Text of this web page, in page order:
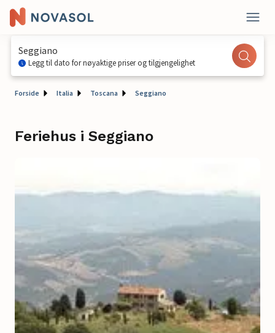
Seggiano
Legg til dato for nøyaktige priser og tilgjengelighet
Forside Italia Toscana Seggiano
Feriehus i Seggiano